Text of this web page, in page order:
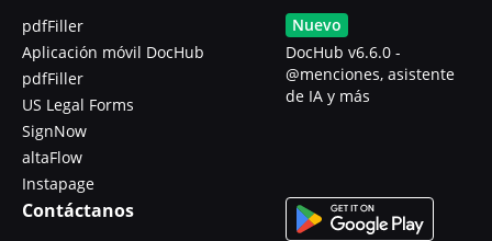
pdfFiller
Aplicación móvil DocHub
pdfFiller
US Legal Forms
SignNow
altaFlow
Instapage
Nuevo
DocHub v6.6.0 -
@menciones, asistente
de IA y más
Contáctanos